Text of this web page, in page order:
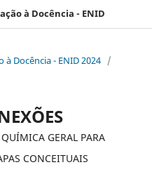
à Docência - ENID
Docência - ENID 2024 /
GERAL PARA
CONCEITUAIS